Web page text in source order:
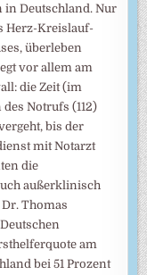
in Deutschland. Nur
Herz-Kreislauf-
überleben
vor allem am
die Zeit (im
Notrufs (112)
bis der
mit Notarzt
die
außerklinisch
Thomas
am
bei 51 Prozent